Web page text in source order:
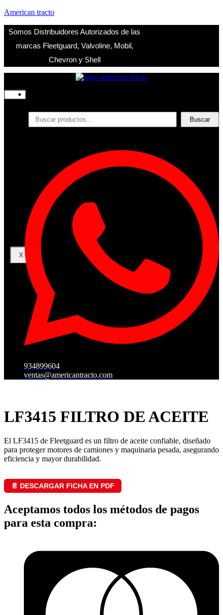
American tracto
Somos Distribuidores Autorizados de las
marcas Fleetguard, Valvoline, Mobil,
Chevron y Shell
Productos
Filtros
Contacto
Acceder
Iniciar Sesion
Registro
Restablecer la contraseña
X
Buscar
934899604
ventas@americantracto.com
LF3415 FILTRO DE ACEITE
El LF3415 de Fleetguard es un filtro de aceite confiable, diseñado
para proteger motores de camiones y maquinaria pesada, asegurando
eficiencia y mayor durabilidad.
📄 DESCARGAR FICHA EN PDF
Aceptamos todos los métodos de pagos
para esta compra: